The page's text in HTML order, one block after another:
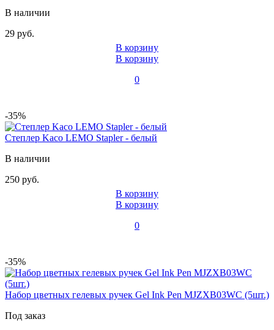
В наличии
29 руб.
В корзину
В корзину
0
-35%
Степлер Kaco LEMO Stapler - белый
В наличии
250 руб.
В корзину
В корзину
0
-35%
Набор цветных гелевых ручек Gel Ink Pen MJZXB03WC (5шт.)
Под заказ